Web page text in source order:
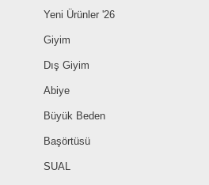
Yeni Ürünler '26
Giyim
Dış Giyim
Abiye
Büyük Beden
Başörtüsü
SUAL